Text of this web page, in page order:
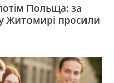
Польща: за
Житомирі просили